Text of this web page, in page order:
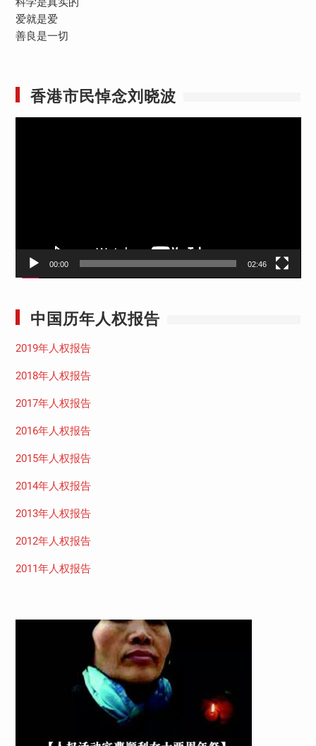
爱就是爱
善良是一切
香港市民悼念刘晓波
00:00 02:46
中国历年人权报告
2019年人权报告
2018年人权报告
2017年人权报告
2016年人权报告
2015年人权报告
2014年人权报告
2013年人权报告
2012年人权报告
2011年人权报告